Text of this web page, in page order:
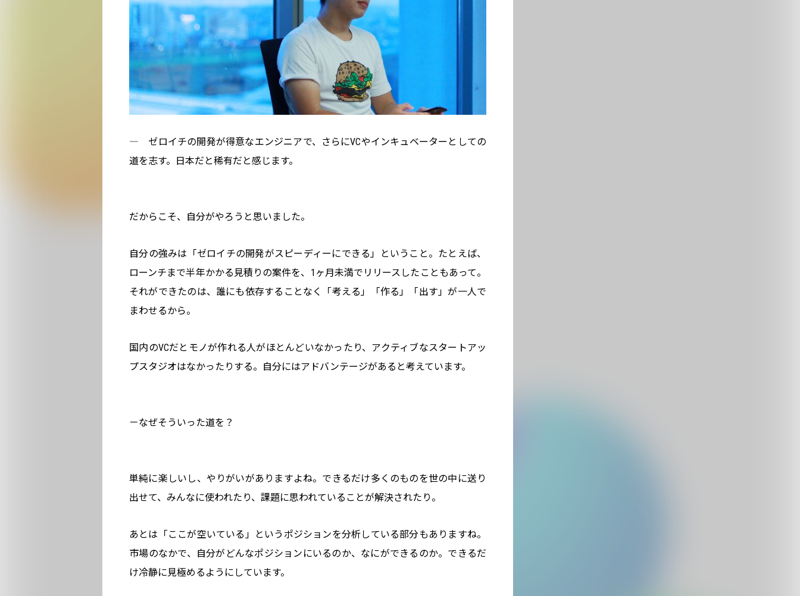
― ゼロイチの開発が得意なエンジニアで、さらにVCやインキュベーターとしての
道を志す。日本だと稀有だと感じます。
だからこそ、自分がやろうと思いました。
自分の強みは「ゼロイチの開発がスピーディーにできる」ということ。たとえば、
ローンチまで半年かかる見積りの案件を、1ヶ月未満でリリースしたこともあって。
それができたのは、誰にも依存することなく「考える」「作る」「出す」が一人で
まわせるから。
国内のVCだとモノが作れる人がほとんどいなかったり、アクティブなスタートアッ
プスタジオはなかったりする。自分にはアドバンテージがあると考えています。
－なぜそういった道を？
単純に楽しいし、やりがいがありますよね。できるだけ多くのものを世の中に送り
出せて、みんなに使われたり、課題に思われていることが解決されたり。
あとは「ここが空いている」というポジションを分析している部分もありますね。
市場のなかで、自分がどんなポジションにいるのか、なにができるのか。できるだ
け冷静に見極めるようにしています。